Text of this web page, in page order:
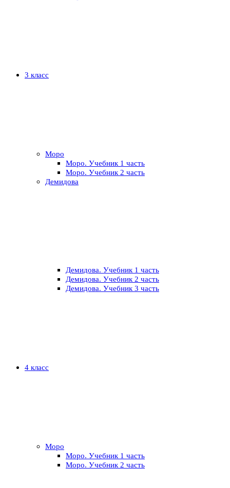
3 класс
Моро
Моро. Учебник 1 часть
Моро. Учебник 2 часть
Демидова
Демидова. Учебник 1 часть
Демидова. Учебник 2 часть
Демидова. Учебник 3 часть
4 класс
Моро
Моро. Учебник 1 часть
Моро. Учебник 2 часть